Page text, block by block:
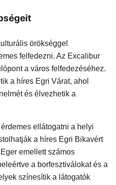
örökséggel
felfedezni. Az Excalibur
a város felfedezéséhez.
a híres Egri Várat, ahol
és élvezhetik a
ellátogatni a helyi
a híres Egri Bikavért
emellett számos
a borfesztiválokat és a
színesítik a látogatók